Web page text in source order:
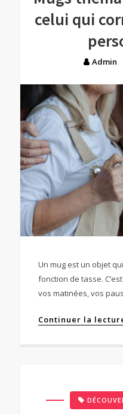
celui qui
Admin
Un mug est un objet
fonction de tasse.
vos matinées, vos
Continuer la